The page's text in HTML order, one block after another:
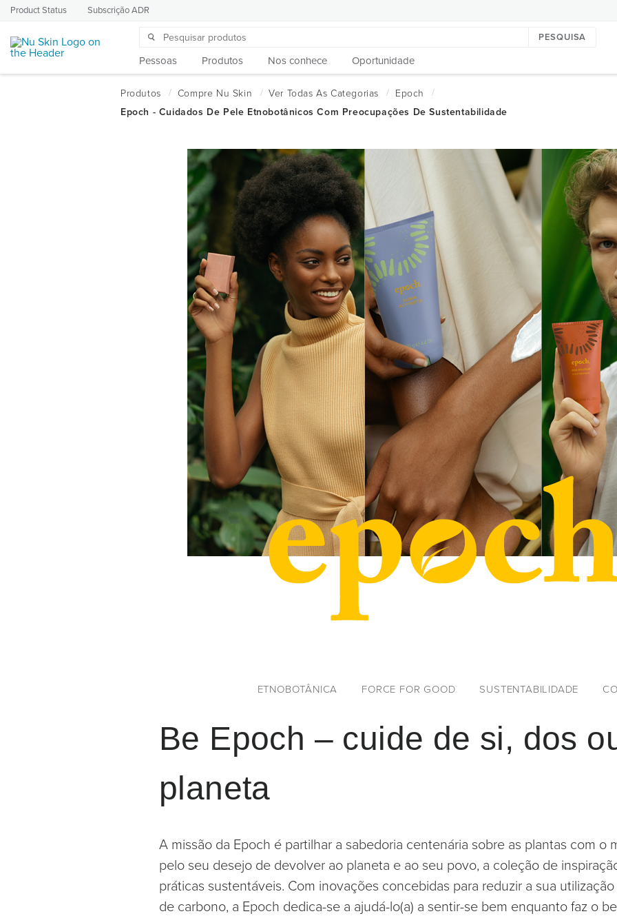
Product Status Subscrição ADR
PESQUISA
Pessoas Produtos Nos conhece Oportunidade
ETNOBOTÂNICA FORCE FOR GOOD SUSTENTABILIDADE
Be Epoch – cuide de si, dos
planeta
A missão da Epoch é partilhar a sabedoria centenária sobre as plantas com o
pelo seu desejo de devolver ao planeta e ao seu povo, a coleção de
práticas sustentáveis. Com inovações concebidas para reduzir a sua
de carbono, a Epoch dedica-se a ajudá-lo(a) a sentir-se bem enquanto faz o